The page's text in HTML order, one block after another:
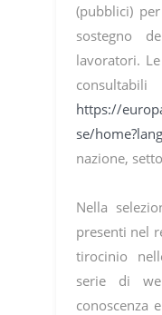
(pubblici)
sostegno
lavoratori.
https://
se/
nazione,
Nella
presenti nel
tirocinio
serie di
conoscenza